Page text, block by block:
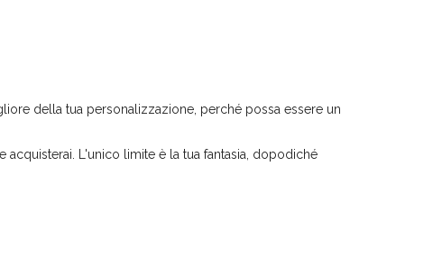
della tua personalizzazione, perché possa essere un
L'unico limite è la tua fantasia, dopodiché